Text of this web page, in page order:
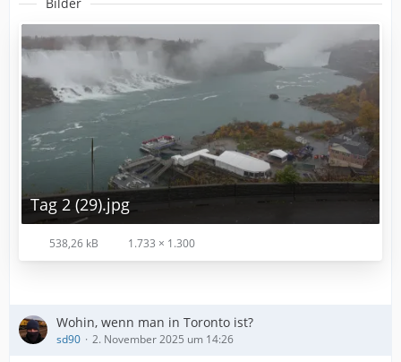
Bilder
Tag 2 (29).jpg
538,26 kB 1.733 × 1.300
Wohin, wenn man in Toronto ist?
sd90 2. November 2025 um 14:26